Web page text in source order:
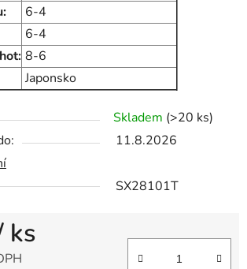
6-4
6-4
8-6
Japonsko
Skladem (>20 ks)
11.8.2026
SX28101T
ks